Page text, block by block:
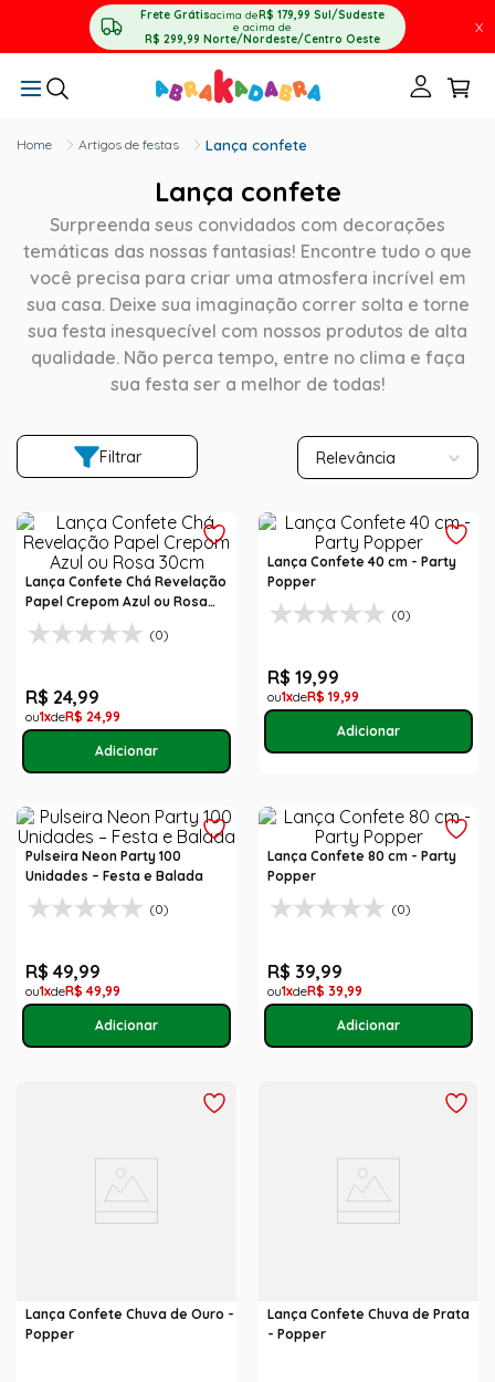
Frete Grátisacima deR$ 179,99 Sul/Sudeste
e acima de
R$ 299,99 Norte/Nordeste/Centro Oeste
X
Artigos de festas Lança confete
Lança confete
Surpreenda seus convidados com decorações
temáticas das nossas fantasias! Encontre tudo o que
você precisa para criar uma atmosfera incrível em
sua casa. Deixe sua imaginação correr solta e torne
sua festa inesquecível com nossos produtos de alta
qualidade. Não perca tempo, entre no clima e faça
sua festa ser a melhor de todas!
Filtrar Relevância
Lança Confete Chá Revelação
Papel Crepom Azul ou Rosa
30cm
(0)
R$ 24,99
1 R$ 24,99
Lança Confete 40 cm - Party
Popper
(0)
R$ 19,99
1 R$ 19,99
Pulseira Neon Party 100
Unidades – Festa e Balada
(0)
R$ 49,99
1 R$ 49,99
Lança Confete 80 cm - Party
Popper
(0)
R$ 39,99
1 R$ 39,99
Lança Confete Chuva de Ouro -
Popper
Lança Confete Chuva de Prata
- Popper